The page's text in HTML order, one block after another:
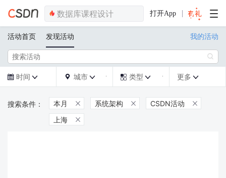
打开App
活动首页 发现活动 我的活动

 时间   城市   类型  更多 
本月  系统架构  CSDN活动 
上海 